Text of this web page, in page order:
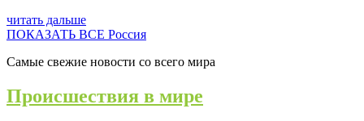
читать дальше
ПОКАЗАТЬ ВСЕ Россия
Самые свежие новости со всего мира
Происшествия в мире